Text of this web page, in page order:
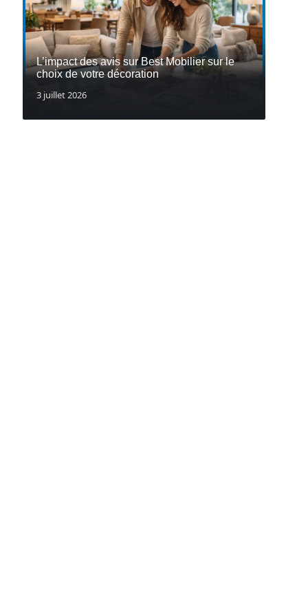
L’impact des avis sur Best Mobilier sur le
choix de votre décoration
3 juillet 2026